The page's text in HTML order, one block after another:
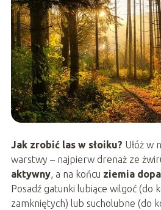
Jak zrobić las w słoiku? Ułóż w
warstwy – najpierw drenaż ze
aktywny, a na końcu ziemia
Posadź gatunki lubiące wilgoć (do
zamkniętych) lub sucholubne (do